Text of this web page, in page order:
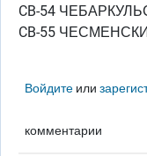
CB-54
CB-55
Войдите или
комментарии